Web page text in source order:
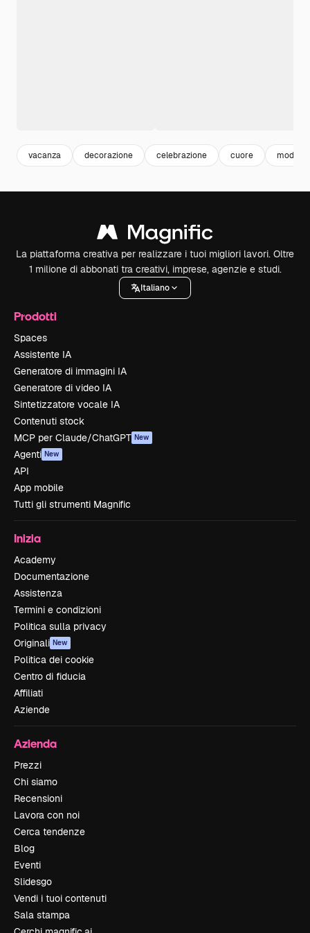
vacanza decorazione celebrazione cuore modello
La piattaforma creativa per realizzare i tuoi migliori lavori. Oltre
1 milione di abbonati tra creativi, imprese, agenzie e studi.
Italiano
Prodotti
Spaces
Assistente IA
Generatore di immagini IA
Generatore di video IA
Sintetizzatore vocale IA
Contenuti stock
MCP per Claude/ChatGPT New
Agenti New
API
App mobile
Tutti gli strumenti Magnific
Inizia
Academy
Documentazione
Assistenza
Termini e condizioni
Politica sulla privacy
Originali New
Politica dei cookie
Centro di fiducia
Affiliati
Aziende
Azienda
Prezzi
Chi siamo
Recensioni
Lavora con noi
Cerca tendenze
Blog
Eventi
Slidesgo
Vendi i tuoi contenuti
Sala stampa